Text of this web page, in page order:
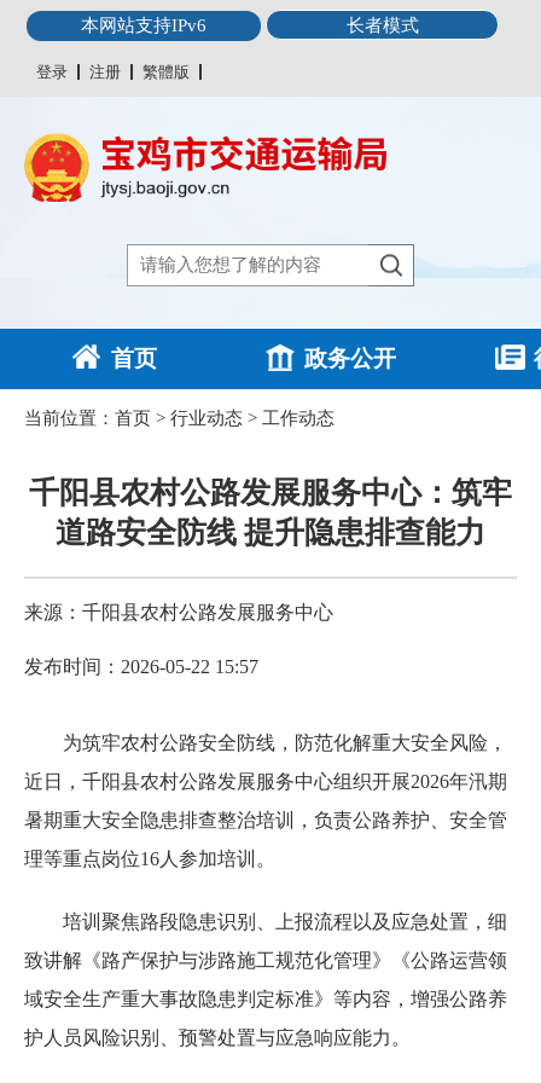
本网站支持IPv6 长者模式
登录 注册 繁體版
首页 政务公开
当前位置： 首页 > 行业动态 > 工作动态
千阳县农村公路发展服务中心：筑牢
道路安全防线 提升隐患排查能力
来源：千阳县农村公路发展服务中心
发布时间：2026-05-22 15:57
为筑牢农村公路安全防线，防范化解重大安全风险，
近日，千阳县农村公路发展服务中心组织开展2026年汛期
暑期重大安全隐患排查整治培训，负责公路养护、安全管
理等重点岗位16人参加培训。
培训聚焦路段隐患识别、上报流程以及应急处置，细
致讲解《路产保护与涉路施工规范化管理》《公路运营领
域安全生产重大事故隐患判定标准》等内容，增强公路养
护人员风险识别、预警处置与应急响应能力。